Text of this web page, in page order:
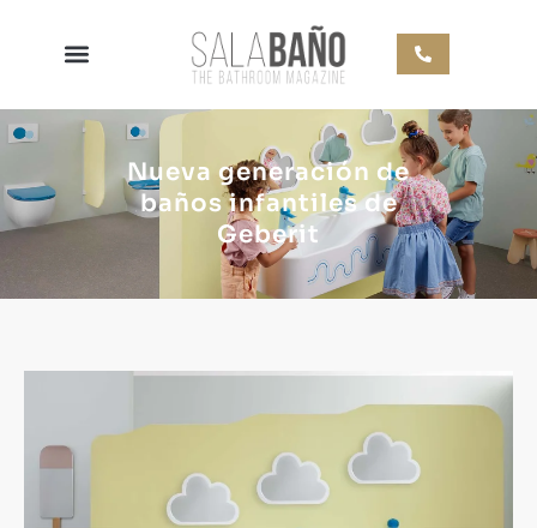
Nueva generación de
baños infantiles de
Geberit